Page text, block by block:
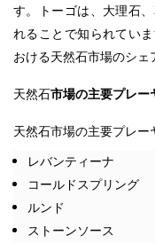
す。トーゴは、大理石
れることで知られてい
おける天然石市場のシェ
天然石市場の主要プレー
天然石市場の主要プレー
レバンティーナ
コールドスプリング
ルンド
ストーンソース